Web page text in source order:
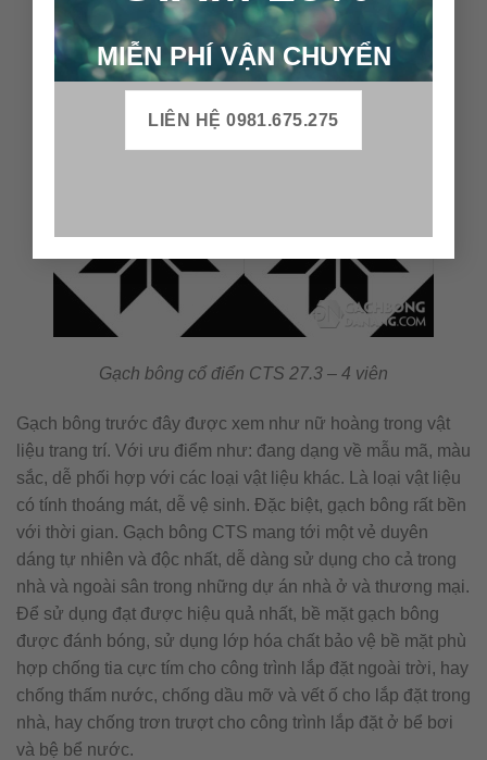
MIỄN PHÍ VẬN CHUYỂN
LIÊN HỆ 0981.675.275
Gạch bông cổ điển CTS 27.3 – 4 viên
Gạch bông trước đây được xem như nữ hoàng trong vật
liệu trang trí. Với ưu điểm như: đang dạng về mẫu mã, màu
sắc, dễ phối hợp với các loại vật liệu khác. Là loại vật liệu
có tính thoáng mát, dễ vệ sinh. Đặc biệt, gạch bông rất bền
với thời gian. Gạch bông CTS mang tới một vẻ duyên
dáng tự nhiên và độc nhất, dễ dàng sử dụng cho cả trong
nhà và ngoài sân trong những dự án nhà ở và thương mại.
Để sử dụng đạt được hiệu quả nhất, bề mặt gạch bông
được đánh bóng, sử dụng lớp hóa chất bảo vệ bề mặt phù
hợp chống tia cực tím cho công trình lắp đặt ngoài trời, hay
chống thấm nước, chống dầu mỡ và vết ố cho lắp đặt trong
nhà, hay chống trơn trượt cho công trình lắp đặt ở bể bơi
và bệ bể nước.